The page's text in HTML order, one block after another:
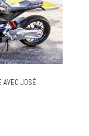
AVEC JOSÉ